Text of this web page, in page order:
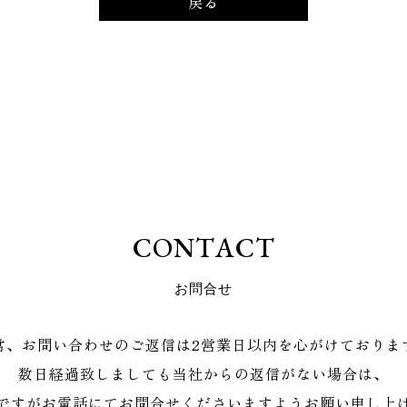
CONTACT
お問合せ
、お問い合わせのご返信は2営業日以内を心がけておりま
数日経過致しましても当社からの返信がない場合は、
すがお電話にてお問合せくださいますようお願い申し上